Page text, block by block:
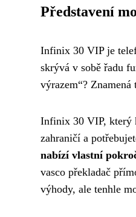
Představení
Infinix 30 VIP je
skrývá v sobě řadu
výrazem“?
Infinix 30 VIP, který
zahraničí a
nabízí vlastní
vasco překladač
výhody, ale tenhle